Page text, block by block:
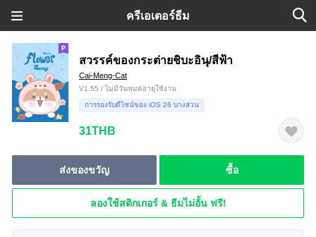
ครีเอเตอร์ธีม
สวรรค์ของกระต่ายชิบะอินุ/สีฟ้า
Cai-Meng-Cat
V1.55 / ไม่มีวันหมดอายุใช้งาน
การรองรับดีไซน์ของ iOS 26 บางส่วน
31THB
ส่งของขวัญ ซื้อ
ลองใช้สติกเกอร์ & ธีมไม่อั้น ฟรี!